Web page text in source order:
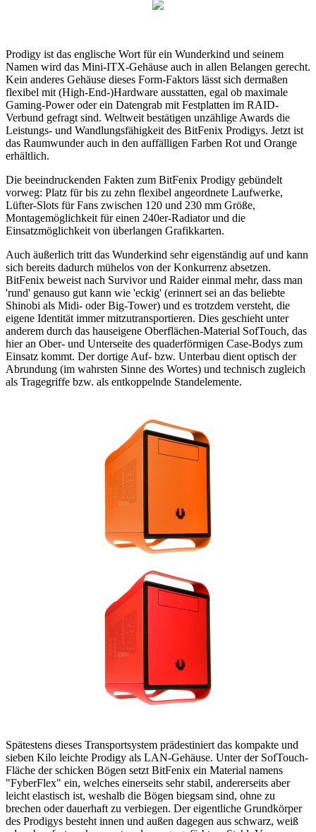
Prodigy ist das englische Wort für ein Wunderkind und seinem
Namen wird das Mini-ITX-Gehäuse auch in allen Belangen gerecht.
Kein anderes Gehäuse dieses Form-Faktors lässt sich dermaßen
flexibel mit (High-End-)Hardware ausstatten, egal ob maximale
Gaming-Power oder ein Datengrab mit Festplatten im RAID-
Verbund gefragt sind. Weltweit bestätigen unzählige Awards die
Leistungs- und Wandlungsfähigkeit des BitFenix Prodigys. Jetzt ist
das Raumwunder auch in den auffälligen Farben Rot und Orange
erhältlich.
Die beeindruckenden Fakten zum BitFenix Prodigy gebündelt
vorweg: Platz für bis zu zehn flexibel angeordnete Laufwerke,
Lüfter-Slots für Fans zwischen 120 und 230 mm Größe,
Montagemöglichkeit für einen 240er-Radiator und die
Einsatzmöglichkeit von überlangen Grafikkarten.
Auch äußerlich tritt das Wunderkind sehr eigenständig auf und kann
sich bereits dadurch mühelos von der Konkurrenz absetzen.
BitFenix beweist nach Survivor und Raider einmal mehr, dass man
'rund' genauso gut kann wie 'eckig' (erinnert sei an das beliebte
Shinobi als Midi- oder Big-Tower) und es trotzdem versteht, die
eigene Identität immer mitzutransportieren. Dies geschieht unter
anderem durch das hauseigene Oberflächen-Material SofTouch, das
hier an Ober- und Unterseite des quaderförmigen Case-Bodys zum
Einsatz kommt. Der dortige Auf- bzw. Unterbau dient optisch der
Abrundung (im wahrsten Sinne des Wortes) und technisch zugleich
als Tragegriffe bzw. als entkoppelnde Standelemente.
Spätestens dieses Transportsystem prädestiniert das kompakte und
sieben Kilo leichte Prodigy als LAN-Gehäuse. Unter der SofTouch-
Fläche der schicken Bögen setzt BitFenix ein Material namens
"FyberFlex" ein, welches einerseits sehr stabil, andererseits aber
leicht elastisch ist, weshalb die Bögen biegsam sind, ohne zu
brechen oder dauerhaft zu verbiegen. Der eigentliche Grundkörper
des Prodigys besteht innen und außen dagegen aus schwarz, weiß